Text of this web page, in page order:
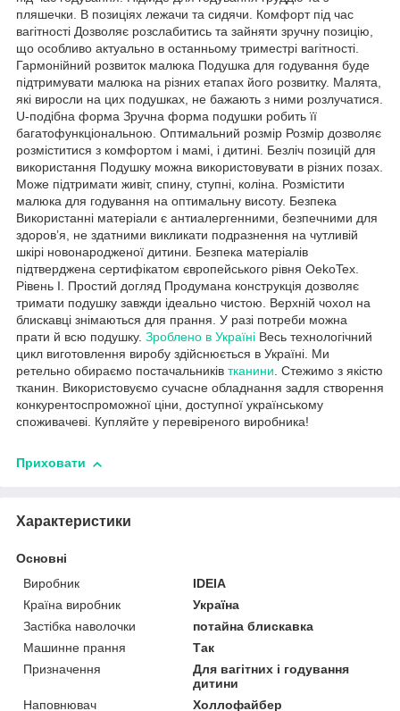
пляшечки. В позиціях лежачи та сидячи. Комфорт під час
вагітності Дозволяє розслабитись та зайняти зручну позицію,
що особливо актуально в останньому триместрі вагітності.
Гармонійний розвиток малюка Подушка для годування буде
підтримувати малюка на різних етапах його розвитку. Малята,
які виросли на цих подушках, не бажають з ними розлучатися.
U-подібна форма Зручна форма подушки робить її
багатофункціональною. Оптимальний розмір Розмір дозволяє
розміститися з комфортом і мамі, і дитині. Безліч позицій для
використання Подушку можна використовувати в різних позах.
Може підтримати живіт, спину, ступні, коліна. Розмістити
малюка для годування на оптимальну висоту. Безпека
Використанні матеріали є антиалергенними, безпечними для
здоров’я, не здатними викликати подразнення на чутливій
шкірі новонародженої дитини. Безпека матеріалів
підтверджена сертифікатом європейського рівня OekoTex.
Рівень І. Простий догляд Продумана конструкція дозволяє
тримати подушку завжди ідеально чистою. Верхній чохол на
блискавці знімаються для прання. У разі потреби можна
прати й всю подушку. Зроблено в Україні Весь технологічний
цикл виготовлення виробу здійснюється в Україні. Ми
ретельно обираємо постачальників тканини. Стежимо з якістю
тканин. Використовуємо сучасне обладнання задля створення
конкурентоспроможної ціни, доступної українському
споживачеві. Купляйте у перевіреного виробника!
Приховати
Характеристики
Основні
Виробник
IDEIA
Країна виробник
Україна
Застібка наволочки
потайна блискавка
Машинне прання
Так
Призначення
Для вагітних і годування
дитини
Наповнювач
Холлофайбер